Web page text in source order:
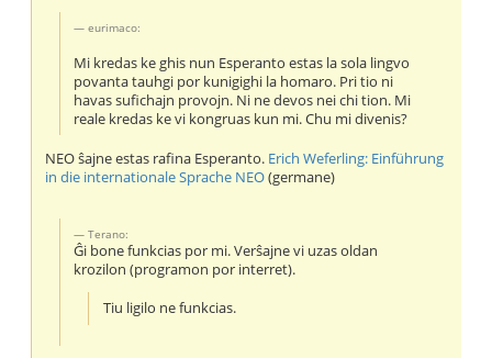
eurimaco:
Mi kredas ke ghis nun Esperanto estas la sola lingvo
povanta tauhgi por kunigighi la homaro. Pri tio ni
havas sufichajn provojn. Ni ne devos nei chi tion. Mi
reale kredas ke vi kongruas kun mi. Chu mi divenis?
NEO ŝajne estas rafina Esperanto. Erich Weferling: Einführung
in die internationale Sprache NEO(germane)
Terano:
Ĝi bone funkcias por mi. Verŝajne vi uzas oldan
krozilon (programon por interret).
Tiu ligilo ne funkcias.